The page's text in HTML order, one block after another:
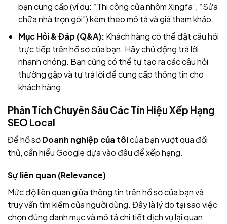
bạn cung cấp (ví dụ: “Thi công cửa nhôm Xingfa”, “Sửa
chữa nhà trọn gói”) kèm theo mô tả và giá tham khảo.
Mục Hỏi & Đáp (Q&A): Khách hàng có thể đặt câu hỏi
trực tiếp trên hồ sơ của bạn. Hãy chủ động trả lời
nhanh chóng. Bạn cũng có thể tự tạo ra các câu hỏi
thường gặp và tự trả lời để cung cấp thông tin cho
khách hàng.
Phân Tích Chuyên Sâu Các Tín Hiệu Xếp Hạng
SEO Local
Để hồ sơDoanh nghiệp của tôicủa bạn vượt qua đối
thủ, cần hiểu Google dựa vào đâu để xếp hạng.
Sự liên quan (Relevance)
Mức độ liên quan giữa thông tin trên hồ sơ của bạn và
truy vấn tìm kiếm của người dùng. Đây là lý do tại sao việc
chọn đúng danh mục và mô tả chi tiết dịch vụ lại quan